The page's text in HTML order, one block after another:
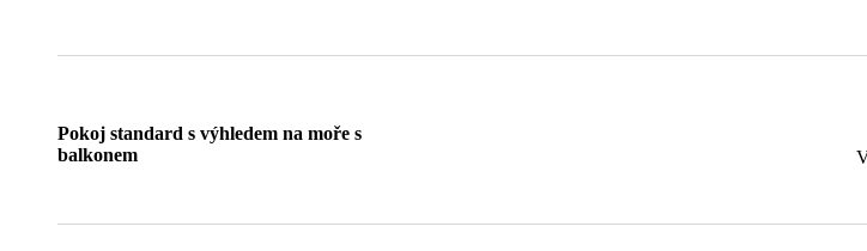
Pokoj standard s výhledem na moře s
balkonem